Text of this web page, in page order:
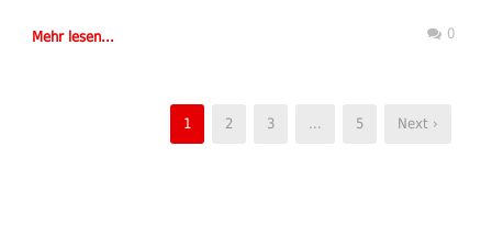
Mehr lesen... 0
1 2 3 … 5 Next ›